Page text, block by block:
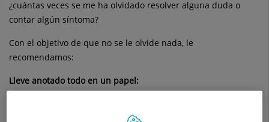
¿cuántas veces se me ha olvidado resolver alguna duda o
contar algún síntoma?
Con el objetivo de que no se le olvide nada, le
recomendamos:
Lleve anotado todo en un papel: